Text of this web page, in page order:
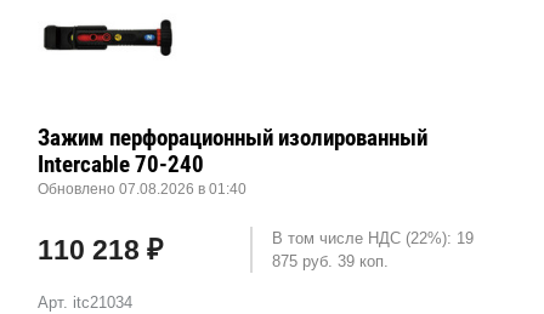
Арт. itc21034
Зажим перфорационный изолированный
Intercable 70-240
Обновлено 07.08.2026 в 01:40
110 218 ₽
В том числе НДС (22%): 19
875 руб. 39 коп.